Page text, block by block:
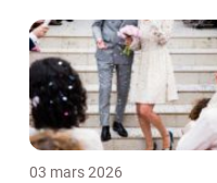
03 mars 2026